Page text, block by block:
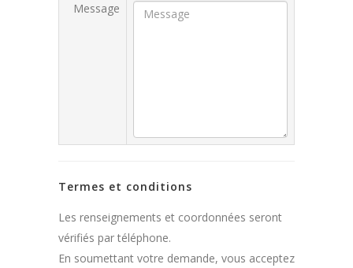
Message
Termes et conditions
Les renseignements et coordonnées seront
vérifiés par téléphone.
En soumettant votre demande, vous acceptez